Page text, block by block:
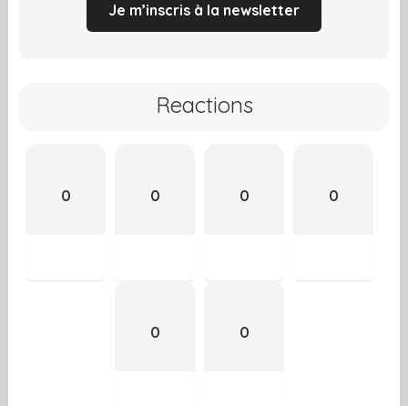
Je m’inscris à la newsletter
Reactions
0 0 0 0
0 0